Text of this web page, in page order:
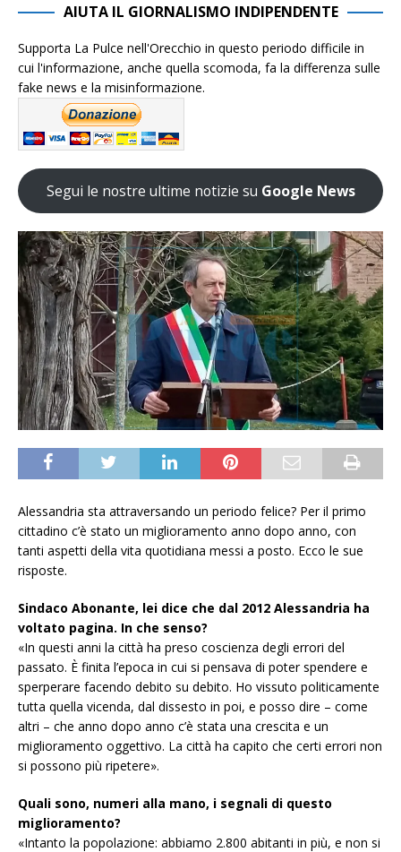
AIUTA IL GIORNALISMO INDIPENDENTE
Supporta La Pulce nell'Orecchio in questo periodo difficile in
cui l'informazione, anche quella scomoda, fa la differenza sulle
fake news e la misinformazione.
Segui le nostre ultime notizie su Google News
Alessandria sta attraversando un periodo felice? Per il primo
cittadino c’è stato un miglioramento anno dopo anno, con
tanti aspetti della vita quotidiana messi a posto. Ecco le sue
risposte.
Sindaco Abonante, lei dice che dal 2012 Alessandria ha
voltato pagina. In che senso?
«In questi anni la città ha preso coscienza degli errori del
passato. È finita l’epoca in cui si pensava di poter spendere e
sperperare facendo debito su debito. Ho vissuto politicamente
tutta quella vicenda, dal dissesto in poi, e posso dire – come
altri – che anno dopo anno c’è stata una crescita e un
miglioramento oggettivo. La città ha capito che certi errori non
si possono più ripetere».
Quali sono, numeri alla mano, i segnali di questo
miglioramento?
«Intanto la popolazione: abbiamo 2.800 abitanti in più, e non si